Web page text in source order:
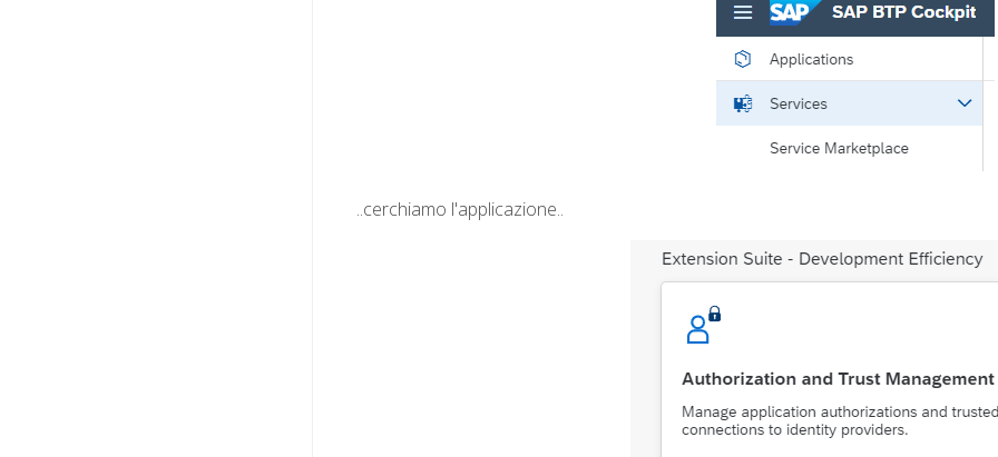
..cerchiamo l'applicazione..